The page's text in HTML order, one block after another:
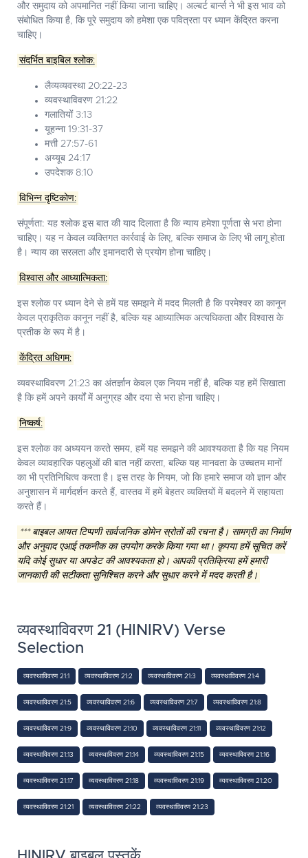
और समुदाय को अपमानित नहीं किया जाना चाहिए। अल्बर्ट बार्न्स ने भी इस भाव को
संबोधित किया है, कि पूरे समुदाय को हमेशा एक पवित्रता पर ध्यान केंद्रित करना
चाहिए।
संदर्भित बाइबिल श्लोक:
लैव्यव्यवस्था 20:22-23
व्यवस्थाविवरण 21:22
गलातियों 3:13
यूहन्ना 19:31-37
मत्ती 27:57-61
अय्यूब 24:17
उपदेशक 8:10
विभिन्न दृष्टिकोण:
संपूर्णता: यह श्लोक इस बात की याद दिलाता है कि न्याय हमेशा पूर्णता से भरा होना
चाहिए। यह न केवल व्यक्तिगत कार्रवाई के लिए, बल्कि समाज के लिए भी लागू होता
है। न्याय का सरलता और इमानदारी से प्रयोग होना चाहिए।
विश्वास और आध्यात्मिकता:
इस श्लोक पर ध्यान देने से हमें यह समझने में मदद मिलती है कि परमेश्वर का कानून
केवल प्राकृतिक कानून नहीं है, बल्कि यह आध्यात्मिक अत्यधिकता और विश्वास के
प्रतीक के रूप में है।
केंद्रित अधिगम:
व्यवस्थाविवरण 21:23 का अंतर्ज्ञान केवल एक नियम नहीं है, बल्कि यह हमें सिखाता
है कि हमें अपने कार्यों में अनुग्रह और दया से भरा होना चाहिए।
निष्कर्ष:
इस श्लोक का अध्ययन करते समय, हमें यह समझने की आवश्यकता है कि यह नियम
केवल व्यावहारिक पहलुओं की बात नहीं करता, बल्कि यह मानवता के उच्चतम मानों
का भी प्रतिनिधित्व करता है। इस तरह के नियम, जो कि हमारे समाज को ज्ञान और
अनुशासन में मार्गदर्शन करते हैं, वास्तव में हमें बेहतर व्यक्तियों में बदलने में सहायता
करते हैं।
*** बाइबल आयत टिप्पणी सार्वजनिक डोमेन स्रोतों की रचना है। सामग्री का निर्माण
और अनुवाद एआई तकनीक का उपयोग करके किया गया था। कृपया हमें सूचित करें
यदि कोई सुधार या अपडेट की आवश्यकता हो। आपकी प्रतिक्रिया हमें हमारी
जानकारी की सटीकता सुनिश्चित करने और सुधार करने में मदद करती है।
व्यवस्थाविवरण 21 (HINIRV) Verse
Selection
व्यवस्थाविवरण 21:1 व्यवस्थाविवरण 21:2 व्यवस्थाविवरण 21:3 व्यवस्थाविवरण 21:4
व्यवस्थाविवरण 21:5 व्यवस्थाविवरण 21:6 व्यवस्थाविवरण 21:7 व्यवस्थाविवरण 21:8
व्यवस्थाविवरण 21:9 व्यवस्थाविवरण 21:10 व्यवस्थाविवरण 21:11 व्यवस्थाविवरण 21:12
व्यवस्थाविवरण 21:13 व्यवस्थाविवरण 21:14 व्यवस्थाविवरण 21:15 व्यवस्थाविवरण 21:16
व्यवस्थाविवरण 21:17 व्यवस्थाविवरण 21:18 व्यवस्थाविवरण 21:19 व्यवस्थाविवरण 21:20
व्यवस्थाविवरण 21:21 व्यवस्थाविवरण 21:22 व्यवस्थाविवरण 21:23